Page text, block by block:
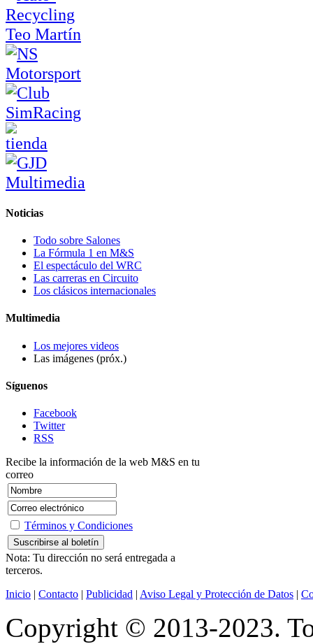
Noticias
Todo sobre Salones
La Fórmula 1 en M&S
El espectáculo del WRC
Las carreras en Circuito
Los clásicos internacionales
Multimedia
Los mejores videos
Las imágenes (próx.)
Síguenos
Facebook
Twitter
RSS
Recibe la información de la web M&S en tu
correo
Términos y Condiciones
Nota: Tu dirección no será entregada a
terceros.
Inicio | Contacto | Publicidad | Aviso Legal y Protección de Datos |
Copyright © 2013-2023.